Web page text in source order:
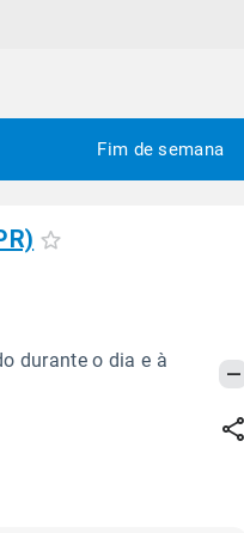
Fim de semana
durante o dia e à